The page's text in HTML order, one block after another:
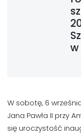
w
W sobotę, 6
Jana Pawła II przy
się uroczystość